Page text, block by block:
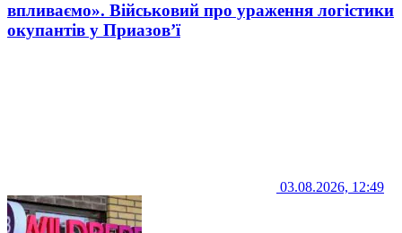
впливаємо». Військовий про ураження логістики
окупантів у Приазов’ї
03.08.2026, 12:49